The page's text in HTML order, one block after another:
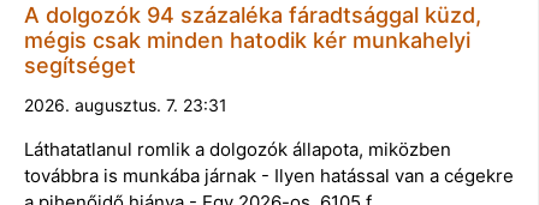
A dolgozók 94 százaléka fáradtsággal küzd,
mégis csak minden hatodik kér munkahelyi
segítséget
2026. augusztus. 7. 23:31
Láthatatlanul romlik a dolgozók állapota, miközben
továbbra is munkába járnak - Ilyen hatással van a cégekre